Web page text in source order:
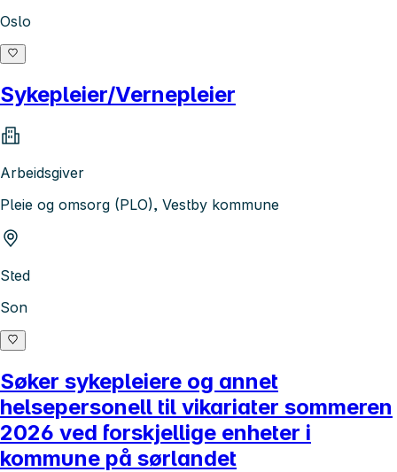
Oslo
Sykepleier/Vernepleier
Arbeidsgiver
Pleie og omsorg (PLO), Vestby kommune
Sted
Son
Søker sykepleiere og annet
helsepersonell til vikariater sommeren
2026 ved forskjellige enheter i
kommune på sørlandet